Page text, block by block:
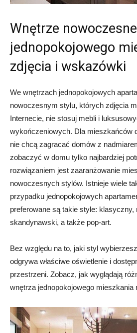
Wnętrze
jednopokojowego
zdjęcia i wskazówki
We wnętrzach jednopokojowych
nowoczesnym stylu, których zdjęcia
Internecie, nie stosuj mebli i
wykończeniowych. Dla mieszkańców
nie chcą zagracać domów z
zobaczyć w domu tylko najbardziej
rozwiązaniem jest zaaranżowanie
nowoczesnych stylów. Istnieje wiele
przypadku jednopokojowych
preferowane są takie style:
skandynawski, a także pop-art.
Bez względu na to, jaki styl
odgrywa właściwe oświetlenie i
przestrzeni. Zobacz, jak wyglądają
wnętrza jednopokojowego mieszkania